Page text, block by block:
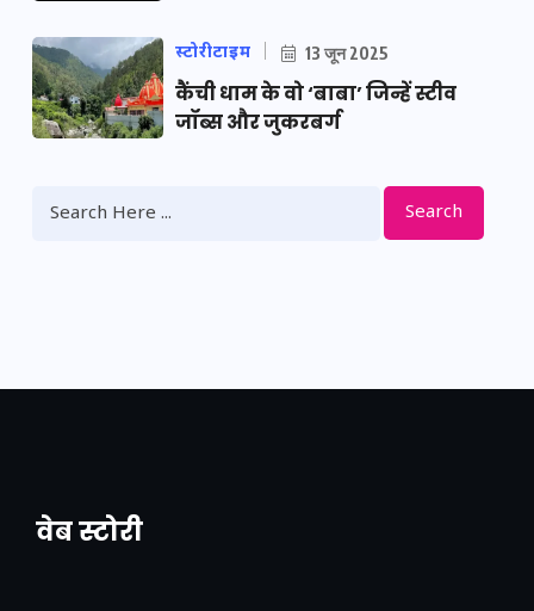
स्टोरीटाइम 13 जून 2025
कैंची धाम के वो ‘बाबा’ जिन्हें स्टीव
जॉब्स और जुकरबर्ग
Search
वेब स्टोरी
नया एक्सप्रेसवे: पूर्वांचल का लक, डेवलपमेंट का